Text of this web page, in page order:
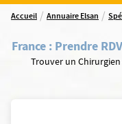
Accueil / Annuaire Elsan /
France : Prendre
Trouver un